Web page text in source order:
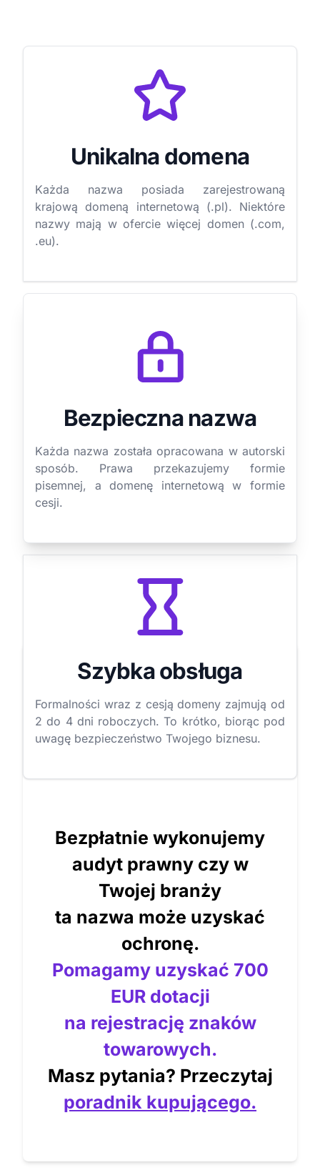
Unikalna domena
Każda nazwa posiada zarejestrowaną
krajową domeną internetową (.pl). Niektóre
nazwy mają w ofercie więcej domen (.com,
.eu).
Bezpieczna nazwa
Każda nazwa została opracowana w autorski
sposób. Prawa przekazujemy formie
pisemnej, a domenę internetową w formie
cesji.
Szybka obsługa
Formalności wraz z cesją domeny zajmują od
2 do 4 dni roboczych. To krótko, biorąc pod
uwagę bezpieczeństwo Twojego biznesu.
Bezpłatnie wykonujemy
audyt prawny czy w
Twojej branży
ta nazwa może uzyskać
ochronę.
Pomagamy uzyskać 700
EUR dotacji
na rejestrację znaków
towarowych.
Masz pytania? Przeczytaj
poradnik kupującego.